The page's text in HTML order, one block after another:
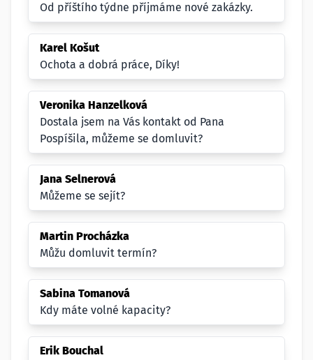
Od příštího týdne příjmáme nové zakázky.
Karel Košut
Ochota a dobrá práce, Díky!
Veronika Hanzelková
Dostala jsem na Vás kontakt od Pana
Pospíšila, můžeme se domluvit?
Jana Selnerová
Můžeme se sejít?
Martin Procházka
Můžu domluvit termín?
Sabina Tomanová
Kdy máte volné kapacity?
Erik Bouchal